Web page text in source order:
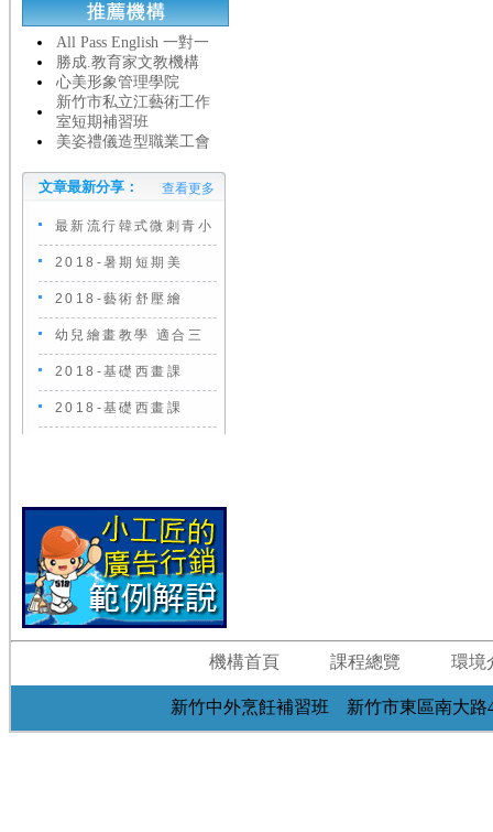
All Pass English 一對一
勝成.教育家文教機構
心美形象管理學院
新竹市私立江藝術工作
室短期補習班
美姿禮儀造型職業工會
文章最新分享： 查看更多
最新流行韓式微刺青小
2018-暑期短期美
2018-藝術舒壓繪
幼兒繪畫教學 適合三
2018-基礎西畫課
2018-基礎西畫課
機構首頁 課程總覽 環境
新竹中外烹飪補習班 新竹市東區南大路